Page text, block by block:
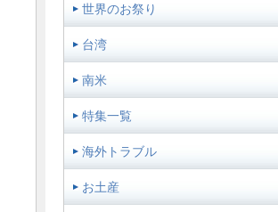
世界のお祭り
台湾
南米
特集一覧
海外トラブル
お土産